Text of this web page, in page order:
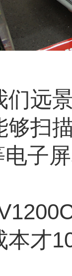
景
够扫
子
本才